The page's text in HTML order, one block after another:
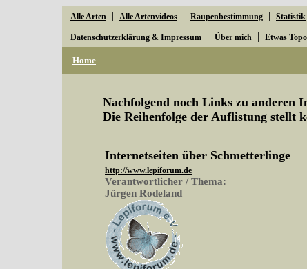
Alle Arten | Alle Artenvideos | Raupenbestimmung | Statistik
Datenschutzerklärung & Impressum | Über mich | Etwas
Home
Nachfolgend noch Links zu anderen
Die Reihenfolge der Auflistung stellt
Internetseiten über Schmetterlinge
http://www.lepiforum.de
Verantwortlicher / Thema:
Jürgen Rodeland